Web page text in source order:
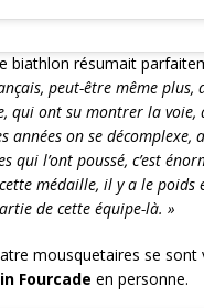
biathlon résumait
peut-être même plus,
qui ont su montrer la voie,
années on se
l’ont poussé, c’est
médaille, il y a le
de cette équipe-là. »
mousquetaires se sont
Fourcade en personne.